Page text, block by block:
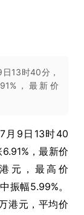
13时40分，
，最新价
月9日13时40
，最新价
元，最高价
振幅5.99%。
港元，平均价